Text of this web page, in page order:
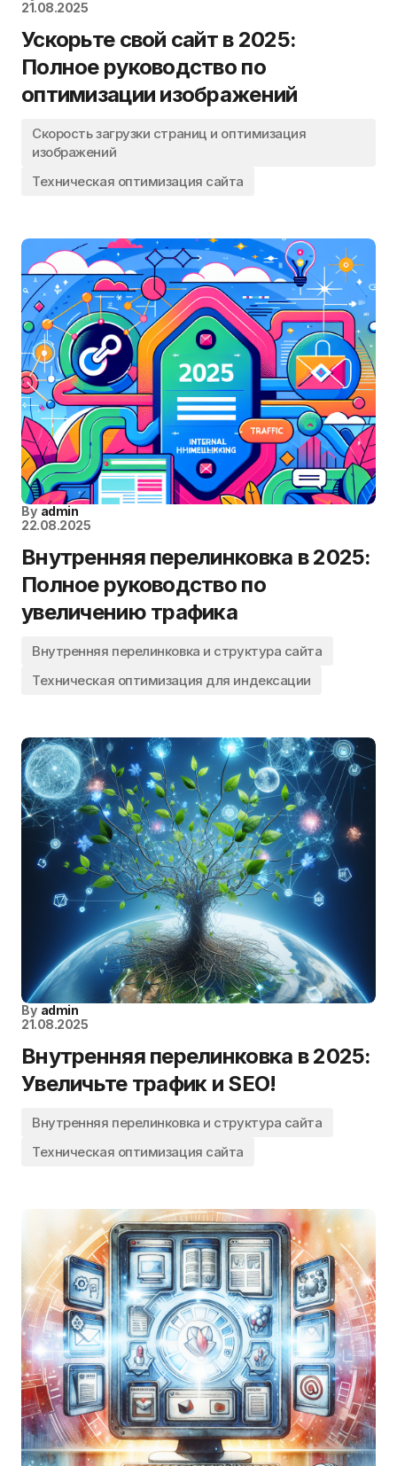
21.08.2025
Ускорьте свой сайт в 2025:
Полное руководство по
оптимизации изображений
Скорость загрузки страниц и оптимизация
изображений
Техническая оптимизация сайта
By admin
22.08.2025
Внутренняя перелинковка в 2025:
Полное руководство по
увеличению трафика
Внутренняя перелинковка и структура сайта
Техническая оптимизация для индексации
By admin
21.08.2025
Внутренняя перелинковка в 2025:
Увеличьте трафик и SEO!
Внутренняя перелинковка и структура сайта
Техническая оптимизация сайта